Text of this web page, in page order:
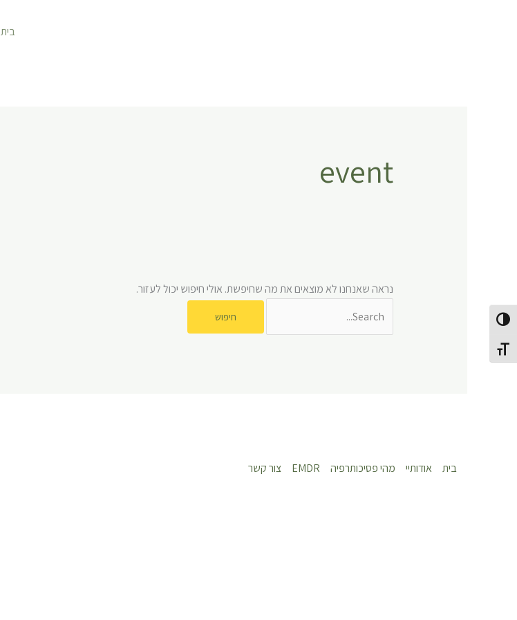
הפעל/כבה ניגודיות גבוהה
מתג גודל גופן
בית
event
נראה שאנחנו לא מוצאים את מה שחיפשת. אולי חיפוש יכול לעזור.
בית אודותיי מהי פסיכותרפיה EMDR צור קשר